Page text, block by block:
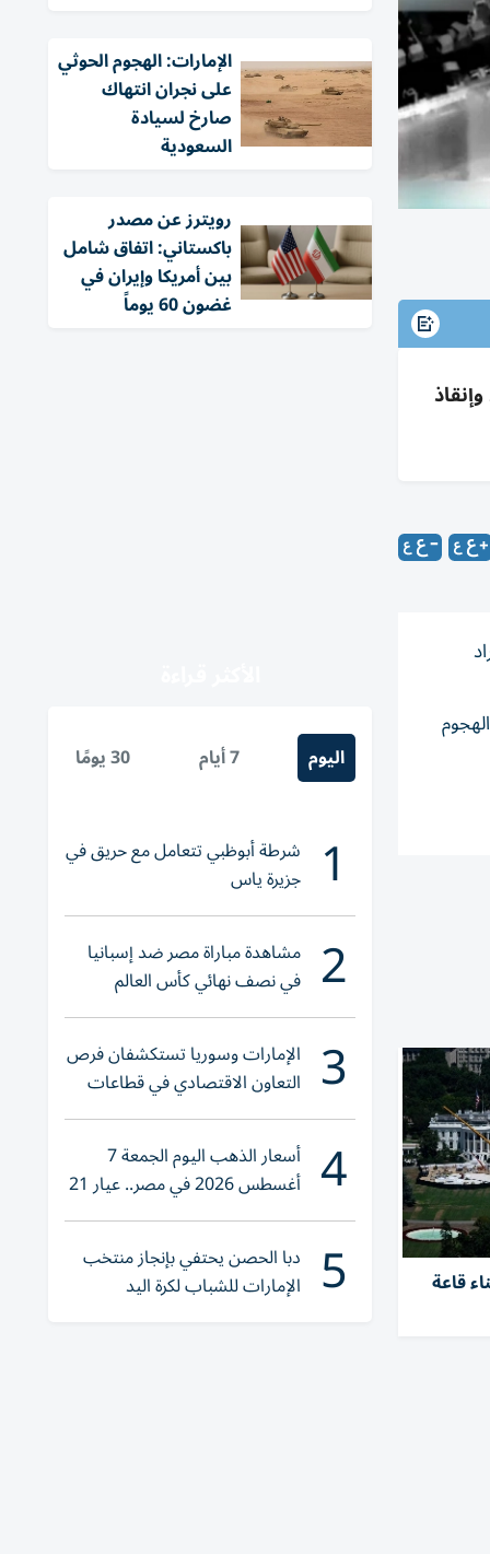
قاعة
الإمارات: الهجوم الحوثي
على نجران انتهاك
صارخ لسيادة
السعودية
‏رويترز عن مصدر
باكستاني: اتفاق شامل
بين أمريكا وإيران في
غضون 60 يوماً
اليوم 7 أيام 30 يومًا
1 شرطة أبوظبي تتعامل مع حريق في
جزيرة ياس
2 مشاهدة مباراة مصر ضد إسبانيا
في نصف نهائي كأس العالم
لناشئات اليد 2026
3 الإمارات وسوريا تستكشفان فرص
التعاون الاقتصادي في قطاعات
حيوية
4 أسعار الذهب اليوم الجمعة 7
أغسطس 2026 في مصر.. عيار 21
يقترب من هذا الرقم
5 دبا الحصن يحتفي بإنجاز منتخب
الإمارات للشباب لكرة اليد